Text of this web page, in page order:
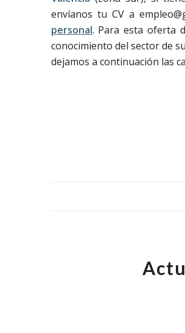
envíanos tu CV a
personal. Para esta oferta
conocimiento del sector de
dejamos a continuación las